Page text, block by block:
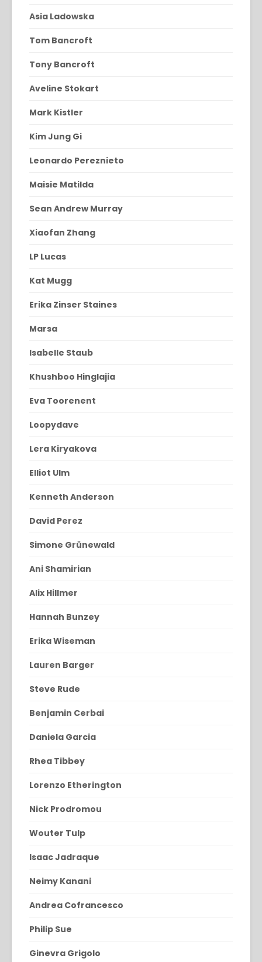
Asia Ladowska
Tom Bancroft
Tony Bancroft
Aveline Stokart
Mark Kistler
Kim Jung Gi
Leonardo Pereznieto
Maisie Matilda
Sean Andrew Murray
Xiaofan Zhang
LP Lucas
Kat Mugg
Erika Zinser Staines
Marsa
Isabelle Staub
Khushboo Hinglajia
Eva Toorenent
Loopydave
Lera Kiryakova
Elliot Ulm
Kenneth Anderson
David Perez
Simone Grünewald
Ani Shamirian
Alix Hillmer
Hannah Bunzey
Erika Wiseman
Lauren Barger
Steve Rude
Benjamin Cerbai
Daniela Garcia
Rhea Tibbey
Lorenzo Etherington
Nick Prodromou
Wouter Tulp
Isaac Jadraque
Neimy Kanani
Andrea Cofrancesco
Philip Sue
Ginevra Grigolo